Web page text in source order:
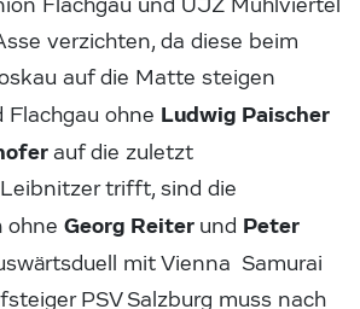
verzichten, da diese beim
auf die Matte steigen
Flachgau ohne Ludwig Paischer
auf die zuletzt
trifft, sind die
ohne Georg Reiter und Peter
mit Vienna Samurai
PSV Salzburg muss nach